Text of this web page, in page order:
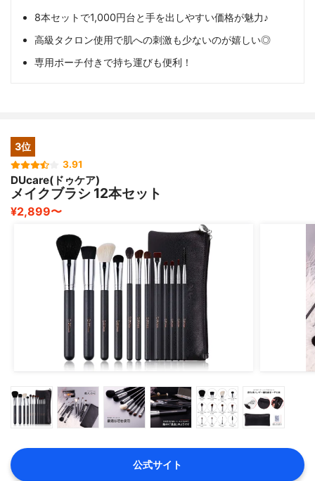
8本セットで1,000円台と手を出しやすい価格が魅力♪
高級タクロン使用で肌への刺激も少ないのが嬉しい◎
専用ポーチ付きで持ち運びも便利！
3位
3.91
DUcare(ドゥケア)
メイクブラシ 12本セット
¥2,899〜
公式サイト